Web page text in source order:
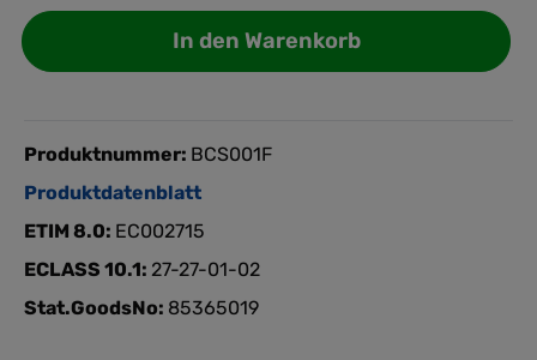
In den Warenkorb
Produktnummer: BCS001F
Produktdatenblatt
ETIM 8.0: EC002715
ECLASS 10.1: 27-27-01-02
Stat.GoodsNo: 85365019